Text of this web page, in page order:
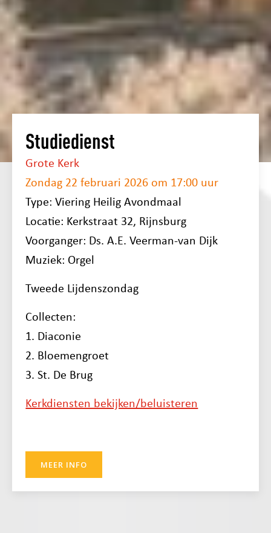
Studiedienst
Grote Kerk
Zondag 22 februari 2026 om 17:00 uur
Type: Viering Heilig Avondmaal
Locatie: Kerkstraat 32, Rijnsburg
Voorganger: Ds. A.E. Veerman-van Dijk
Muziek: Orgel
Tweede Lijdenszondag
Collecten:
1. Diaconie
2. Bloemengroet
3. St. De Brug
Kerkdiensten bekijken/beluisteren
MEER INFO